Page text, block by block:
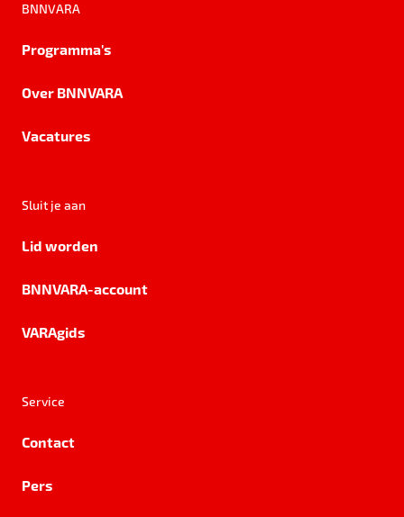
BNNVARA
Programma's
Over BNNVARA
Vacatures
Sluit je aan
Lid worden
BNNVARA-account
VARAgids
Service
Contact
Pers